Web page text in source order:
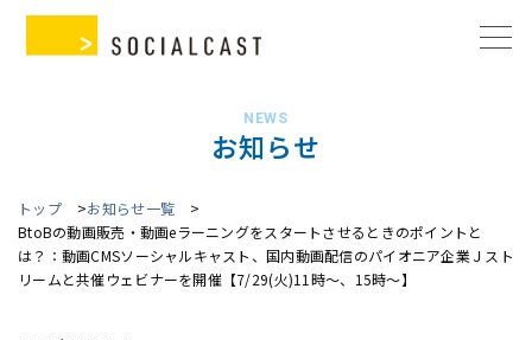
お知らせ
NEWS
トップ
お知らせ一覧
BtoBの動画販売・動画eラーニングをスタートさせるときのポイントと
は？：動画CMSソーシャルキャスト、国内動画配信のパイオニア企業Ｊスト
リームと共催ウェビナーを開催【7/29(火)11時～、15時～】